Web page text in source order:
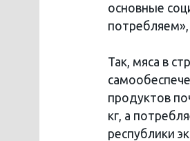
основные
Так, мяса в
продуктов
кг, а
республики